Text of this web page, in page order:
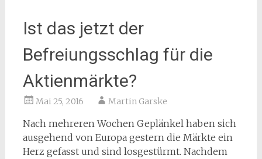
Ist das jetzt der
Befreiungsschlag für die
Aktienmärkte?
Mai 25, 2016 Martin Garske
Nach mehreren Wochen Geplänkel haben sich
ausgehend von Europa gestern die Märkte ein
Herz gefasst und sind losgestürmt. Nachdem